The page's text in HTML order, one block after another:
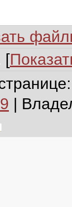
[
|